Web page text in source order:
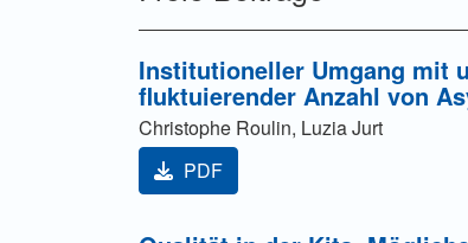
Institutioneller Umgang mit
fluktuierender Anzahl von
Christophe Roulin, Luzia Jurt
PDF